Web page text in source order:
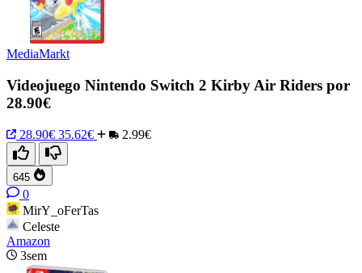
MediaMarkt
Videojuego Nintendo Switch 2 Kirby Air Riders por
28.90€
28.90€ 35.62€ 2.99€
645
0
MirY_oFerTas
Celeste
Amazon
3sem